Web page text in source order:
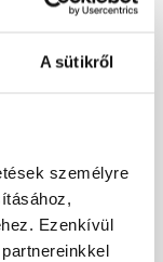
A sütikről
személyre
Ezenkívül
készleten
/ tekercs